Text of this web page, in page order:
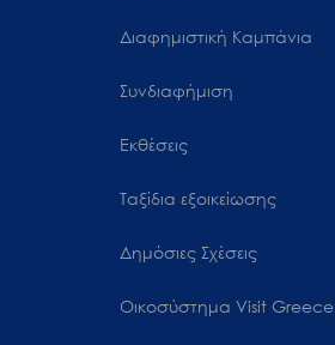
Διαφημιστική Καμπάνια
Συνδιαφήμιση
Εκθέσεις
Ταξίδια εξοικείωσης
Δημόσιες Σχέσεις
Oικοσύστημα Visit Greece